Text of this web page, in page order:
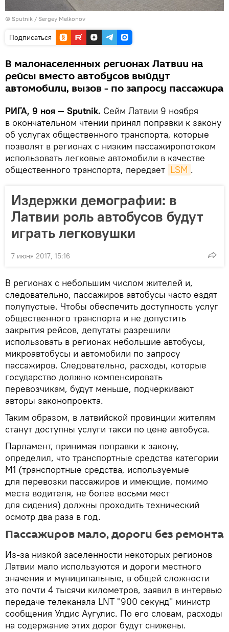
© Sputnik / Sergey Melkonov
Подписаться
В малонаселенных регионах Латвии на
рейсы вместо автобусов выйдут
автомобили, вызов - по запросу пассажира
РИГА, 9 ноя — Sputnik. Сейм Латвии 9 ноября
в окончательном чтении принял поправки к закону
об услугах общественного транспорта, которые
позволят в регионах с низким пассажиропотоком
использовать легковые автомобили в качестве
общественного транспорта, передает LSM .
Издержки демографии: в
Латвии роль автобусов будут
играть легковушки
7 июня 2017, 15:16
В регионах с небольшим числом жителей и,
следовательно, пассажиров автобусы часто ездят
полупустые. Чтобы обеспечить доступность услуг
общественного транспорта и не допустить
закрытия рейсов, депутаты разрешили
использовать в регионах небольшие автобусы,
микроавтобусы и автомобили по запросу
пассажиров. Следовательно, расходы, которые
государство должно компенсировать
перевозчикам, будут меньше, подчеркивают
авторы законопроекта.
Таким образом, в латвийской провинции жителям
станут доступны услуги такси по цене автобуса.
Парламент, принимая поправки к закону,
определил, что транспортные средства категории
М1 (транспортные средства, используемые
для перевозки пассажиров и имеющие, помимо
места водителя, не более восьми мест
для сидения) должны проходить технический
осмотр два раза в год.
Пассажиров мало, дороги без ремонта
Из-за низкой заселенности некоторых регионов
Латвии мало используются и дороги местного
значения и муниципальные, в общей сложности
это почти 4 тысячи километров, заявил в интервью
передаче телеканала LNT "900 секунд" министр
сообщения Улдис Аугулис. По его словам, расходы
на содержание этих дорог будут снижены.